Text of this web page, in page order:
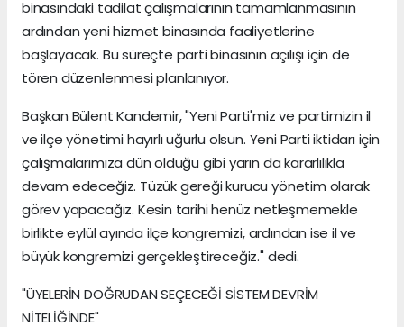
binasındaki tadilat çalışmalarının tamamlanmasının
ardından yeni hizmet binasında faaliyetlerine
başlayacak. Bu süreçte parti binasının açılışı için de
tören düzenlenmesi planlanıyor.
Başkan Bülent Kandemir, "Yeni Parti'miz ve partimizin il
ve ilçe yönetimi hayırlı uğurlu olsun. Yeni Parti iktidarı için
çalışmalarımıza dün olduğu gibi yarın da kararlılıkla
devam edeceğiz. Tüzük gereği kurucu yönetim olarak
görev yapacağız. Kesin tarihi henüz netleşmemekle
birlikte eylül ayında ilçe kongremizi, ardından ise il ve
büyük kongremizi gerçekleştireceğiz." dedi.
"ÜYELERİN DOĞRUDAN SEÇECEĞİ SİSTEM DEVRİM
NİTELİĞİNDE"